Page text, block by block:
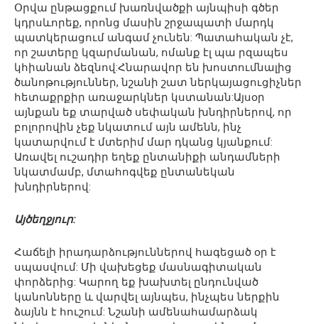
Օրվա ընթացքում խառնվածքի այնպիսի գծեր
կդրսևորեք, որոնց մասին շրջապատի մարդկ
պատկերացում անգամ չունեն: Պատահական չէ,
որ շատերը կզարմանան, ոմանք էլ պա րզապես
կհիանան ձեզնով:Հնարավոր են խոստումնալից
ծանոթություններ, նշանի շատ ներկայացուցիչներ
հետաքրքիր առաջարկներ կստանան:Այսօր
այնքան եք տարված սեփական խնդիրներով, որ
բոլորովին չեք նկատում այն ամենն, ինչ
կատարվում է մտերիմ մար դկանց կյանքում:
Առավել ուշադիր եղեք ընտանիքի անդամների
նկատմամբ, մտահոգվեք ընտանեկան
խնդիրներով:
Այծեղջյուր:
Հաճելի իրադարձություններով հագեցած օր է
սպասվում: Մի վախեցեք մասնագիտական
փորձերից: Կարող եք խախտել ընդունված
կանոնները և վարվել այնպես, ինչպես ներքին
ձայնն է հուշում: Նշանի ամենահամարձակ